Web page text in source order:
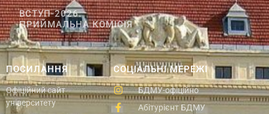
СОЦІАЛЬНІ МЕРЕЖІ
БДМУ-офіційно
Абітурієнт БДМУ
ПОСИЛАННЯ
Офіційний сайт
університету
ВСТУП-2026.
ПРИЙМАЛЬНА КОМІСІЯ